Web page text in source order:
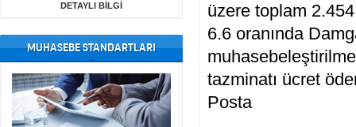
DETAYLI BİLGİ
MUHASEBE STANDARTLARI
üzere toplam
6.6 oranında
tazminatı ücret
Posta